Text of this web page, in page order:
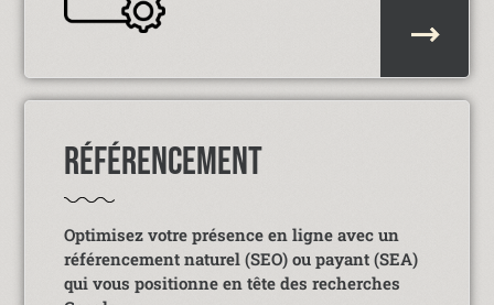
RÉFÉRENCEMENT
Optimisez votre présence en ligne avec un
référencement naturel (SEO) ou payant (SEA)
qui vous positionne en tête des recherches